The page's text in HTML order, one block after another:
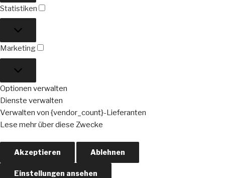
Statistiken
Marketing
Optionen verwalten
Dienste verwalten
Verwalten von {vendor_count}-Lieferanten
Lese mehr über diese Zwecke
Akzeptieren Ablehnen
Einstellungen ansehen